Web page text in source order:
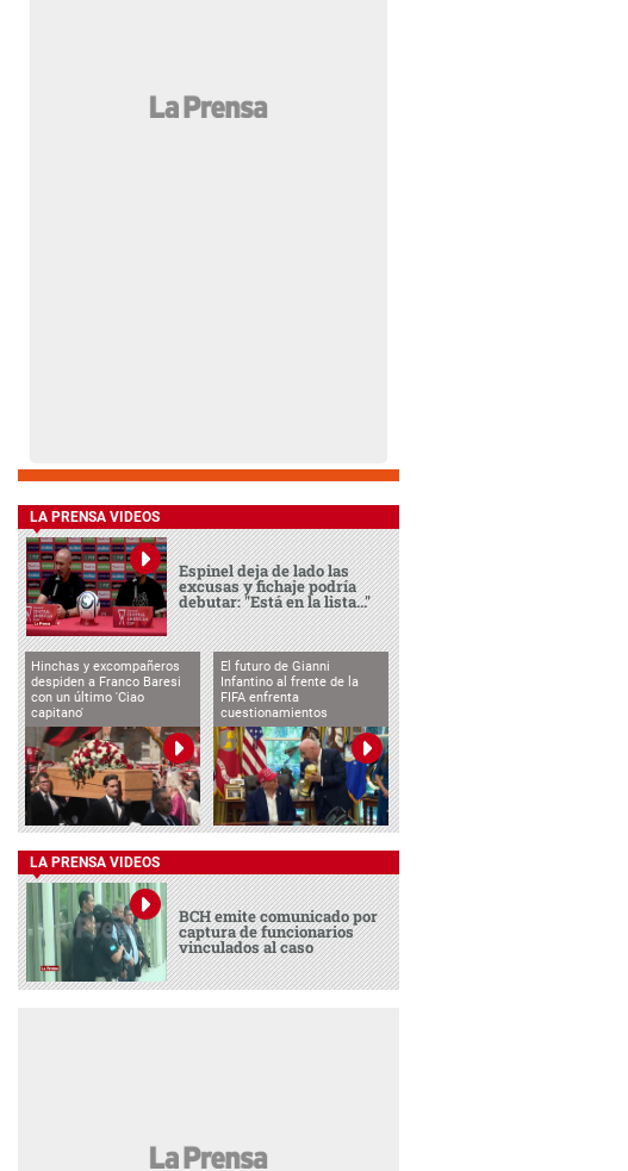
LA PRENSA VIDEOS
Espinel deja de lado las
excusas y fichaje podría
debutar: "Está en la lista..."
Hinchas y excompañeros
despiden a Franco Baresi
con un último 'Ciao
capitano'
El futuro de Gianni
Infantino al frente de la
FIFA enfrenta
cuestionamientos
LA PRENSA VIDEOS
BCH emite comunicado por
captura de funcionarios
vinculados al caso